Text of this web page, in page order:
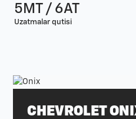
5MT / 6AT
Uzatmalar qutisi
CHEVROLET